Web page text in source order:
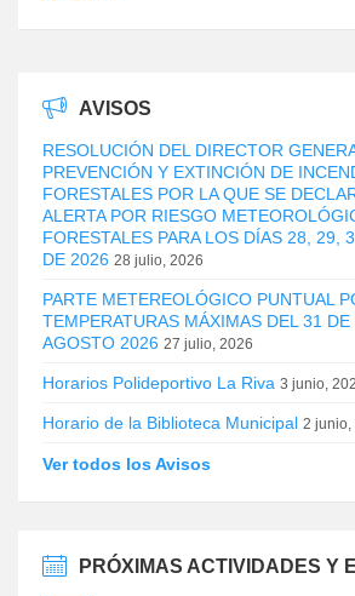
AVISOS
RESOLUCIÓN DEL DIRECTOR
PREVENCIÓN Y EXTINCIÓN DE
FORESTALES POR LA QUE SE
ALERTA POR RIESGO
FORESTALES PARA LOS DÍAS 28, 29,
DE 2026 28 julio, 2026
PARTE METEREOLÓGICO PUNTUAL
TEMPERATURAS MÁXIMAS DEL 31
AGOSTO 2026 27 julio, 2026
Horarios Polideportivo La Riva 3 junio,
Horario de la Biblioteca Municipal 2 junio,
Ver todos los Avisos
PRÓXIMAS ACTIVIDADES Y